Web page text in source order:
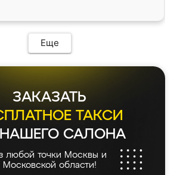
Еще
ЗАКАЗАТЬ
ТАКСИ
САЛОНА
любой точки Москвы и
Московской области!